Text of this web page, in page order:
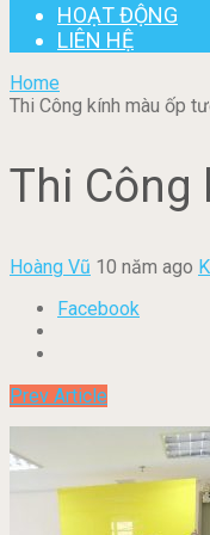
HOẠT ĐỘNG
LIÊN HỆ
Home
Thi Công kính màu ốp
Thi
Hoàng Vũ 10 năm ago
Facebook
Prev Article